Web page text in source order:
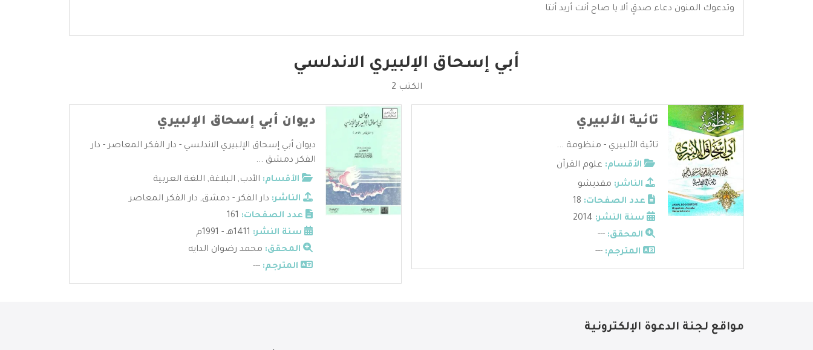
وتدعوك المنون دعاء صدقٍ ألا يا صاح أنت أريد أنتا
أبي إسحاق الإلبيري الاندلسي
الكتب 2
تائية الألبيري
تائية الألبيري - منظومة ...
الأقسام: علوم القرآن
الناشر: مقديشو
عدد الصفحات:
سنة النشر:
المحقق: ---
المترجم: ---
ديوان أبي إسحاق الإلبيري
ديوان أبي إسحاق الإلبيري الاندلسي - دار الفكر المعاصر - دار
الفكر دمشق ...
الأقسام: الأدب, البلاغة, اللغة العربية
الناشر: دار الفكر - دمشق, دار الفكر المعاصر
عدد الصفحات:
سنة النشر:
المحقق: محمد رضوان الدايه
المترجم: ---
مواقع لجنة الدعوة الإلكترونية